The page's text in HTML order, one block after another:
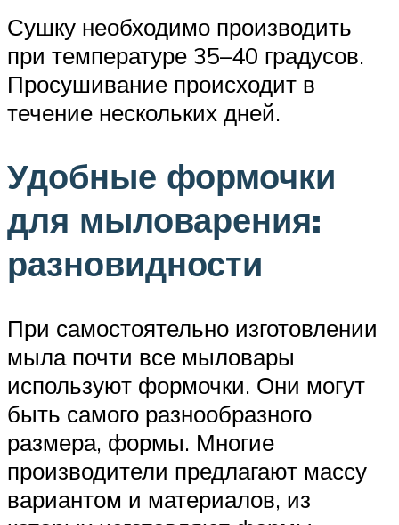
Сушку необходимо производить
при температуре 35–40 градусов.
Просушивание происходит в
течение нескольких дней.
Удобные формочки
для мыловарения:
разновидности
При самостоятельно изготовлении
мыла почти все мыловары
используют формочки. Они могут
быть самого разнообразного
размера, формы. Многие
производители предлагают массу
вариантом и материалов, из